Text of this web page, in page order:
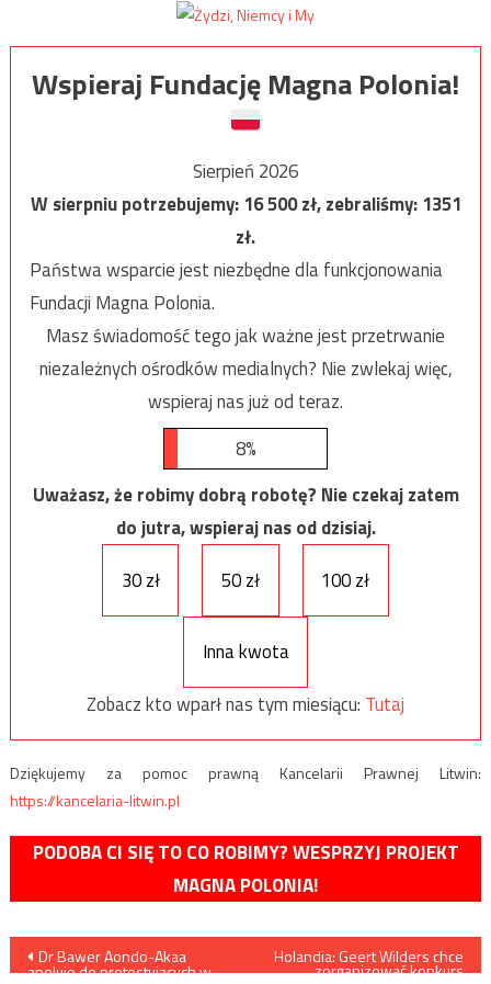
Wspieraj Fundację Magna Polonia!
Sierpień 2026
W sierpniu potrzebujemy:16 500zł, zebraliśmy:1351
zł.
Państwa wsparcie jest niezbędne dla funkcjonowania
Fundacji Magna Polonia.
Masz świadomość tego jak ważne jest przetrwanie
niezależnych ośrodków medialnych? Nie zwlekaj więc,
wspieraj nas już od teraz.
8%
Uważasz, że robimy dobrą robotę? Nie czekaj zatem
do jutra, wspieraj nas od dzisiaj.
30 zł
50 zł 100 zł
Inna kwota
Zobacz kto wparł nas tym miesiącu: Tutaj
Dziękujemy za pomoc prawną Kancelarii Prawnej Litwin:
https://kancelaria-litwin.pl
PODOBA CI SIĘ TO CO ROBIMY? WESPRZYJ PROJEKT
MAGNA POLONIA!
Nawigacja
Dr Bawer Aondo-Akaa
apeluje do protestujących w
Holandia: Geert Wilders chce
zorganizować konkurs